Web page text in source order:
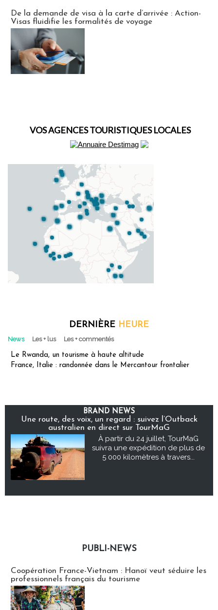
De la demande de visa à la carte d’arrivée : Action-
Visas fluidifie les formalités de voyage
VOS AGENCES TOURISTIQUES LOCALES
DERNIÈRE HEURE
News Les + lus Les + commentés
Le Rwanda, un tourisme à haute altitude
France, Italie : randonnée dans le Mercantour frontalier
BRAND NEWS
Une route, des voix, un regard : suivez l’Outback
australien en direct sur TourMaG
À partir du 24 juillet, TourMaG
suivra une expédition de plus de
5 000 kilomètres à travers...
PUBLI-NEWS
Coopération France-Vietnam : Hanoï veut séduire les
professionnels français du tourisme